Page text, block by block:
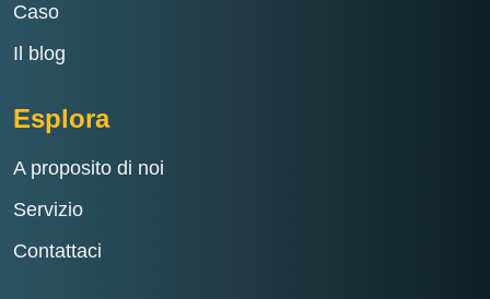
Caso
Il blog
Esplora
A proposito di noi
Servizio
Contattaci